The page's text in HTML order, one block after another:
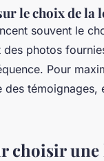
le choix de la
souvent le
photos
Pour
des
choisir une